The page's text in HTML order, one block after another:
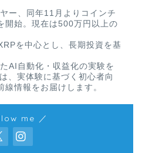
ー、同年11月よりコインチ
開始。現在は500万円以上の
を中心とし、長期投資を基
AI自動化・収益化の実験を
、実体験に基づく初心者向
情報をお届けします。
me ／